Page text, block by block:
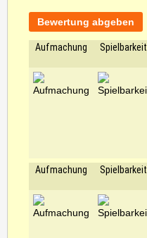
Bewertung abgeben
Aufmachung Spielbarkeit
Aufmachung Spielbarkeit